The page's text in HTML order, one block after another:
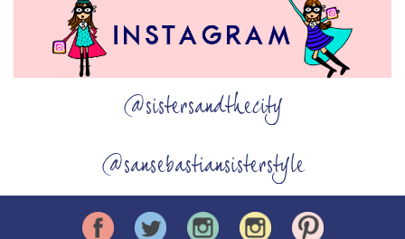
@sistersandthecity
@sansebastiansisterstyle